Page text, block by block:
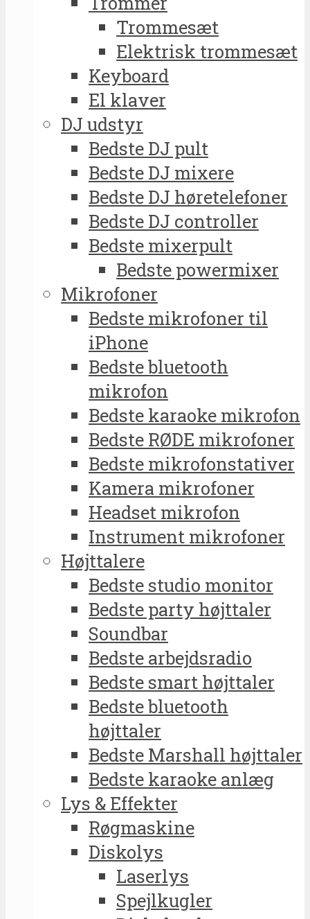
Trommesæt
Elektrisk trommesæt
Keyboard
El klaver
DJ udstyr
Bedste DJ pult
Bedste DJ mixere
Bedste DJ høretelefoner
Bedste DJ controller
Bedste mixerpult
Bedste powermixer
Mikrofoner
Bedste mikrofoner til
iPhone
Bedste bluetooth
mikrofon
Bedste karaoke mikrofon
Bedste RØDE mikrofoner
Bedste mikrofonstativer
Kamera mikrofoner
Headset mikrofon
Instrument mikrofoner
Højttalere
Bedste studio monitor
Bedste party højttaler
Soundbar
Bedste arbejdsradio
Bedste smart højttaler
Bedste bluetooth
højttaler
Bedste Marshall højttaler
Bedste karaoke anlæg
Lys & Effekter
Røgmaskine
Diskolys
Laserlys
Spejlkugler